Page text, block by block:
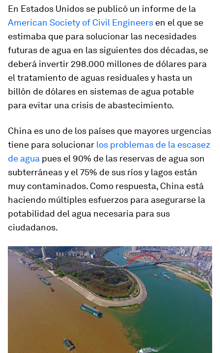
En Estados Unidos se publicó un informe de la
American Society of Civil Engineers en el que se
estimaba que para solucionar las necesidades
futuras de agua en las siguientes dos décadas, se
deberá invertir 298.000 millones de dólares para
el tratamiento de aguas residuales y hasta un
billón de dólares en sistemas de agua potable
para evitar una crisis de abastecimiento.
China es uno de los países que mayores urgencias
tiene para solucionar los problemas de la escasez
de agua pues el 90% de las reservas de agua son
subterráneas y el 75% de sus ríos y lagos están
muy contaminados. Como respuesta, China está
haciendo múltiples esfuerzos para asegurarse la
potabilidad del agua necesaria para sus
ciudadanos.